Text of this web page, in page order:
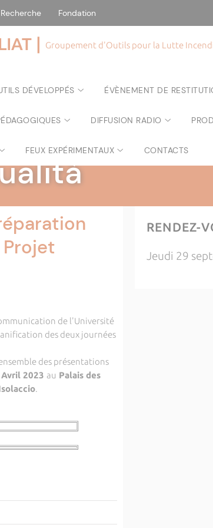
Recherche Fondation
| Groupement d'Outils pour la Lutte
DÉVELOPPÉS ÉVÈNEMENT DE
DIFFUSION RADIO
FEUX EXPÉRIMENTAUX CONTACTS
de l'Université
des deux journées
des présentations
2023 au Palais des
.
RENDEZ-
Jeudi 29